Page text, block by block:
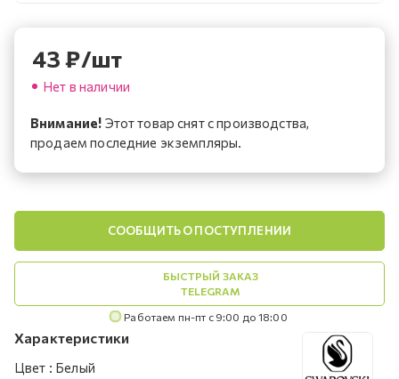
43₽/шт
Нет в наличии
Внимание! Этот товар снят с производства,
продаем последние экземпляры.
СООБЩИТЬ О ПОСТУПЛЕНИИ
БЫСТРЫЙ ЗАКАЗ
TELEGRAM
Работаем пн-пт с 9:00 до 18:00
Характеристики
Цвет : Белый